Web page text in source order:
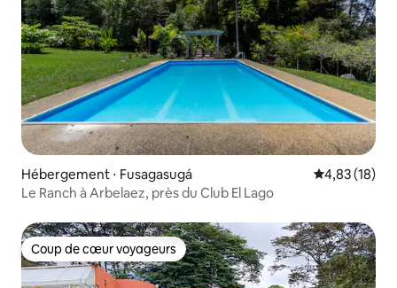
Hébergement ⋅ Fusagasugá Évaluation
4,83 (18)
Le Ranch à Arbelaez, près du Club El Lago
Coup de cœur voyageurs
Coup de cœur voyageurs